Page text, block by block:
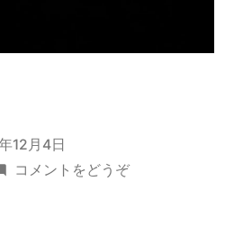
12月4日
コメントをどうぞ(有